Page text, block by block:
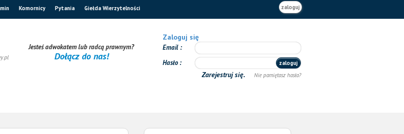
Komornicy Pytania Giełda Wierzytelności zaloguj
Jesteś adwokatem lub radcą prawnym?
Dołącz do nas!
Zaloguj się
Email
Hasło
zaloguj
Zarejestruj się. Nie pamiętasz hasła?